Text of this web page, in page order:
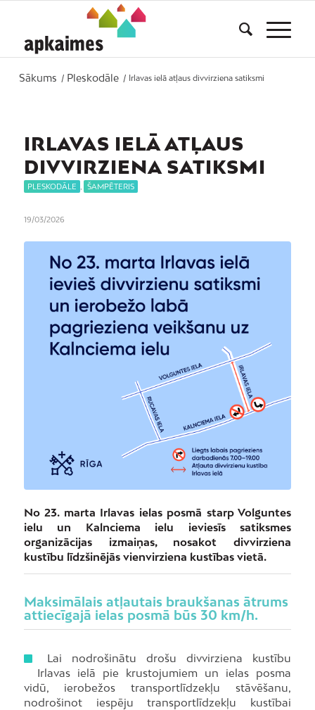
Sākums / Pleskodāle / Irlavas ielā atļaus divvirziena satiksmi
IRLAVAS IELĀ ATĻAUS
DIVVIRZIENA SATIKSMI
PLESKODĀLE ŠAMPĒTERIS
19/03/2026
No 23. marta Irlavas ielas posmā starp Volguntes
ielu un Kalnciema ielu ieviesīs satiksmes
organizācijas izmaiņas, nosakot divvirziena
kustību līdzšinējās vienvirziena kustības vietā.
Maksimālais atļautais braukšanas ātrums
attiecīgajā ielas posmā būs 30 km/h.
Lai nodrošinātu drošu divvirziena kustību
Irlavas ielā pie krustojumiem un ielas posma
vidū, ierobežos transportlīdzekļu stāvēšanu,
nodrošinot iespēju transportlīdzekļu kustībai